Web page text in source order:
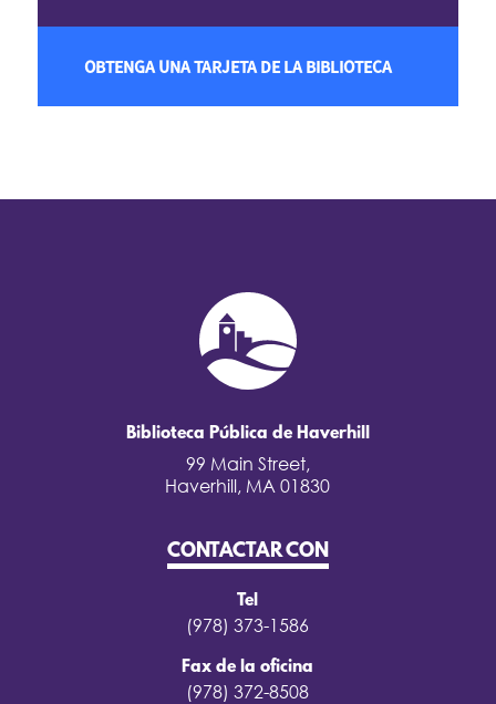
OBTENGA UNA TARJETA DE LA BIBLIOTECA
Biblioteca Pública de Haverhill
99 Main Street,
Haverhill, MA 01830
CONTACTAR CON
Tel
(978) 373-1586
Fax de la oficina
(978) 372-8508